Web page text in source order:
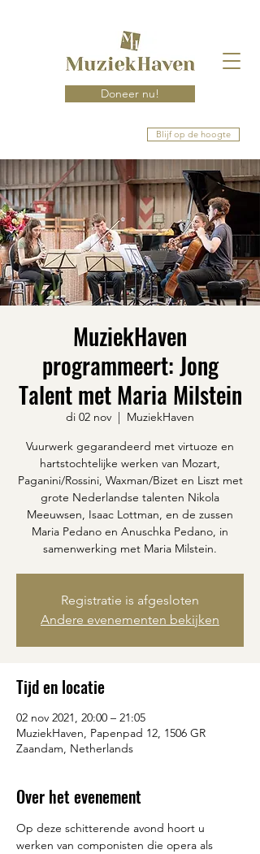
Blijf op de hoogte
Doneer nu!
MuziekHaven
programmeert: Jong
Talent met Maria Milstein
di 02 nov
  |
MuziekHaven
Vuurwerk gegarandeerd met virtuoze en
hartstochtelijke werken van Mozart,
Paganini/Rossini, Waxman/Bizet en Liszt met
grote Nederlandse talenten Nikola
Meeuwsen, Isaac Lottman, en de zussen
Maria Pedano en Anuschka Pedano, in
samenwerking met Maria Milstein.
Registratie is afgesloten
Andere evenementen bekijken
Tijd en locatie
02 nov 2021, 20:00 – 21:05
MuziekHaven, Papenpad 12, 1506 GR
Zaandam, Netherlands
Over het evenement
Op deze schitterende avond hoort u
werken van componisten die opera als